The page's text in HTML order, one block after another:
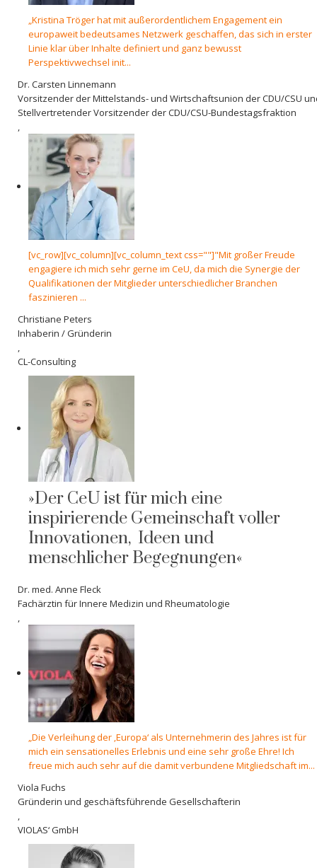
„Kristina Tröger hat mit außerordentlichem Engagement ein
europaweit bedeutsames Netzwerk geschaffen, das sich in erster
Linie klar über Inhalte definiert und ganz bewusst
Perspektivwechsel init...
Dr. Carsten Linnemann
Vorsitzender der Mittelstands- und Wirtschaftsunion der CDU/CSU
Stellvertretender Vorsitzender der CDU/CSU-Bundestagsfraktion
,
[vc_row][vc_column][vc_column_text css=""]"Mit großer Freude
engagiere ich mich sehr gerne im CeU, da mich die Synergie der
Qualifikationen der Mitglieder unterschiedlicher Branchen
faszinieren ...
Christiane Peters
Inhaberin / Gründerin
,
CL-Consulting
»Der CeU ist für mich eine
inspirierende Gemeinschaft voller
Innovationen, Ideen und
menschlicher Begegnungen«
Dr. med. Anne Fleck
Fachärztin für Innere Medizin und Rheumatologie
,
„Die Verleihung der ‚Europa‘ als Unternehmerin des Jahres ist für
mich ein sensationelles Erlebnis und eine sehr große Ehre! Ich
freue mich auch sehr auf die damit verbundene Mitgliedscha­ft im...
Viola Fuchs
Gründerin und geschäftsführende Gesellschafterin
,
VIOLAS‘ GmbH